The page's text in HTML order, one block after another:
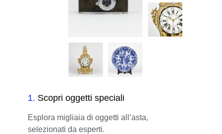
1. Scopri oggetti speciali
Esplora migliaia di oggetti all’asta,
selezionati da esperti.